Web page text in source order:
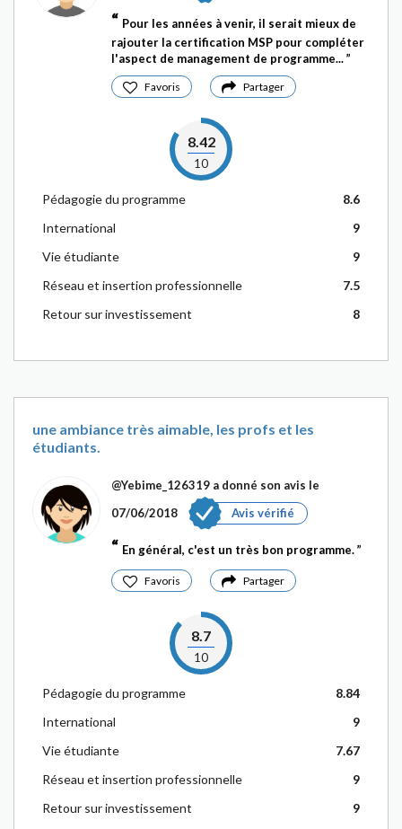
Pour les années à venir, il serait mieux de
rajouter la certification MSP pour compléter
l'aspect de management de programme...
Favoris Partager
8.42
10
Pédagogie du programme
8.6
International
9
Vie étudiante
9
Réseau et insertion professionnelle
7.5
Retour sur investissement
8
une ambiance très aimable, les profs et les
étudiants.
@Yebime_126319 a donné son avis le
07/06/2018
Avis vérifié
En général, c'est un très bon programme.
Favoris Partager
8.7
10
Pédagogie du programme
8.84
International
9
Vie étudiante
7.67
Réseau et insertion professionnelle
9
Retour sur investissement
9